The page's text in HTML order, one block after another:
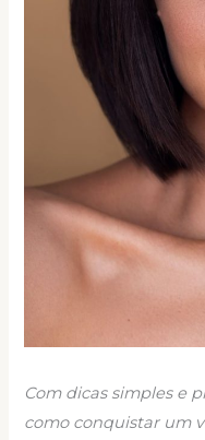
Com dicas simples e
como conquistar um